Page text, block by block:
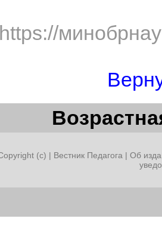
(c) | Вестник Педагога | Об